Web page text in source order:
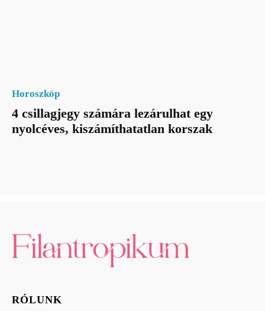
Horoszkóp
4 csillagjegy számára lezárulhat egy
nyolcéves, kiszámíthatatlan korszak
RÓLUNK